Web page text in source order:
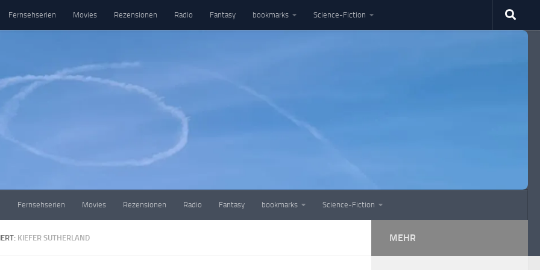
Fernsehserien Movies Rezensionen Radio Fantasy bookmarks Science-Fiction
Fernsehserien Movies Rezensionen Radio Fantasy bookmarks Science-Fiction
KIEFER SUTHERLAND MEHR